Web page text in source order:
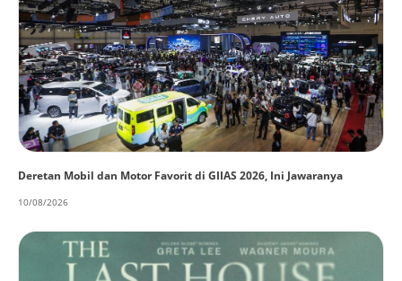
Deretan Mobil dan Motor Favorit di GIIAS 2026, Ini Jawaranya
10/08/2026